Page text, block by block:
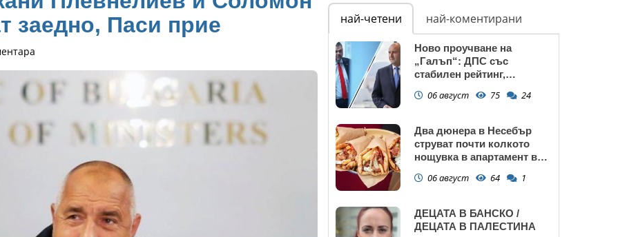
заедно, Паси прие
най-четени най-коментирани
Ново проучване на
„Галъп“: ДПС със
стабилен рейтинг,
запазва
06 август 75 24
Два дюнера в Несебър
струват почти колкото
нощувка в апартамент в
06 август 64 1
ДЕЦАТА В БАНСКО /
ДЕЦАТА В ПАЛЕСТИНА